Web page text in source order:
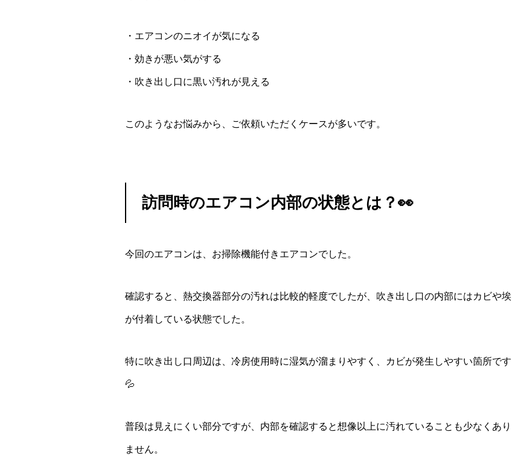
・エアコンのニオイが気になる
・効きが悪い気がする
・吹き出し口に黒い汚れが見える
このようなお悩みから、ご依頼いただくケースが多いです。
訪問時のエアコン内部の状態とは？👀
今回のエアコンは、お掃除機能付きエアコンでした。
確認すると、熱交換器部分の汚れは比較的軽度でしたが、吹き出し口の内部にはカビや埃
が付着している状態でした。
特に吹き出し口周辺は、冷房使用時に湿気が溜まりやすく、カビが発生しやすい箇所です
💦
普段は見えにくい部分ですが、内部を確認すると想像以上に汚れていることも少なくあり
ません。